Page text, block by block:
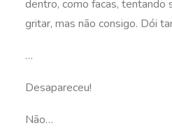
dentro, como facas, tentando
gritar, mas não consigo. Dói
…
Desapareceu!
Não…